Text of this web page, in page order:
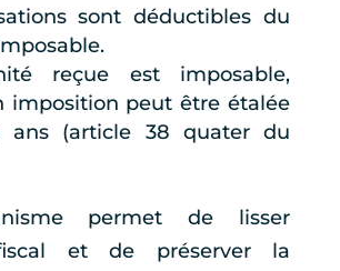
sont déductibles du
reçue est imposable,
imposition peut être étalée
ans (article 38 quater du
permet de lisser
et de préserver la